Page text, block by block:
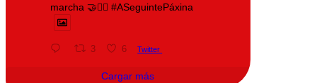
marcha 🤝❤️‍🔥 #ASeguintePáxina
3 6 Twitter
Cargar más